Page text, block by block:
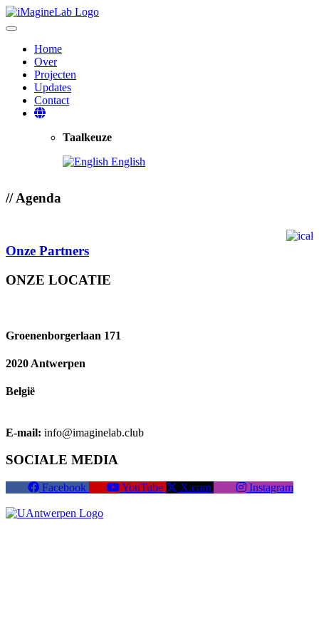
Toggle navigation
Home
Over
Projecten
Updates
Contact
Taalkeuze
English
//Agenda
Onze Partners
ONZE LOCATIE
Groenenborgerlaan 171
2020 Antwerpen
België
E-mail: info@imaginelab.club
SOCIALE MEDIA
Facebook YouTube X.com Instagram